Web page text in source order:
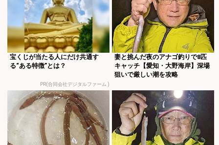
宝くじが当たる人にだけ共通す
る“ある特徴”とは？
PR(合同会社デジタルファーム )
妻と挑んだ夜のアナゴ釣りで8匹
キャッチ【愛知・大野海岸】深場
狙いで厳しい潮を攻略